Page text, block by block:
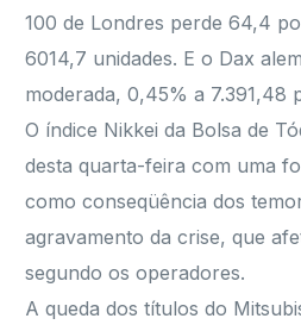
100 de Londres perde 64,4
6014,7 unidades. E o Dax
moderada, 0,45% a 7.391,48
O índice Nikkei da Bolsa de
desta quarta-feira com uma
como conseqüência dos
agravamento da crise, que
segundo os operadores.
A queda dos títulos do